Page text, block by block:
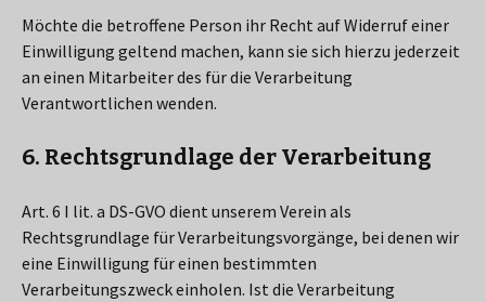
Möchte die betroffene Person ihr Recht auf Widerruf einer
Einwilligung geltend machen, kann sie sich hierzu jederzeit
an einen Mitarbeiter des für die Verarbeitung
Verantwortlichen wenden.
6. Rechtsgrundlage der Verarbeitung
Art. 6 I lit. a DS-GVO dient unserem Verein als
Rechtsgrundlage für Verarbeitungsvorgänge, bei denen wir
eine Einwilligung für einen bestimmten
Verarbeitungszweck einholen. Ist die Verarbeitung